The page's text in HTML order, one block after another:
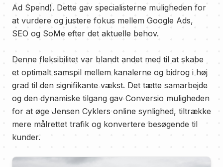
Ad Spend). Dette gav specialisterne muligheden for
at vurdere og justere fokus mellem Google Ads,
SEO og SoMe efter det aktuelle behov.
Denne fleksibilitet var blandt andet med til at skabe
et optimalt samspil mellem kanalerne og bidrog i høj
grad til den signifikante vækst. Det tætte samarbejde
og den dynamiske tilgang gav Conversio muligheden
for at øge Jensen Cyklers online synlighed, tiltrække
mere målrettet trafik og konvertere besøgende til
kunder.